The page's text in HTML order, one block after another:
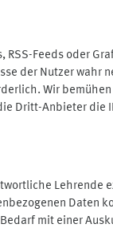
Feeds oder
der Nutzer wahr
Wir
Dritt-Anbieter die
Lehrende
Daten
mit einer